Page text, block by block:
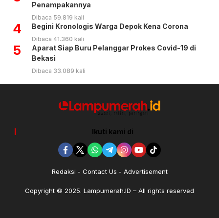
Penampakannya
Dibaca 59.819 kali
4 Begini Kronologis Warga Depok Kena Corona
Dibaca 41.360 kali
5
Aparat Siap Buru Pelanggar Prokes Covid-19 di
Bekasi
Dibaca 33.089 kali
Ikuti kami di
Redaksi Contact Us Advertisement
Copyright © 2025. Lampumerah.ID – All rights reserved